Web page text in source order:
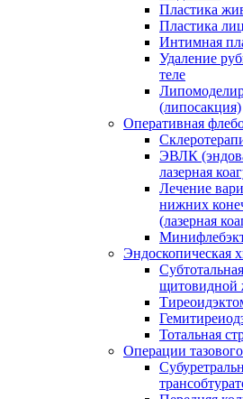
Пластика
Пластика
Интимная
Удаление
теле
(липосакция)
Оперативная
ЭВЛК
лазерная
Лечение
нижних
(лазерная
Эндоскопическая
щитовидной
Тотальная
Операции